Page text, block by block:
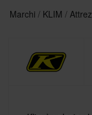
Marchi KLIM